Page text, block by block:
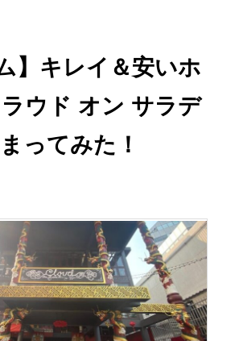
】キレイ＆安いホ
ウド オン サラデ
ってみた！